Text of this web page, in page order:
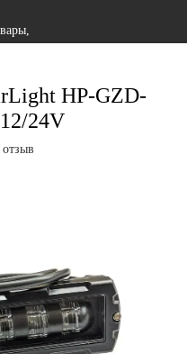
HP-GZD-
24V